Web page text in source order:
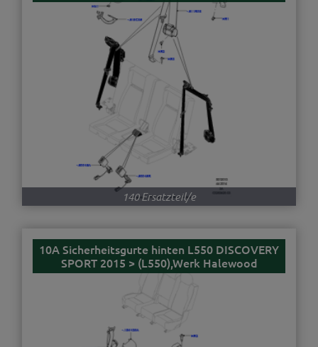
140 Ersatzteil/e
10A Sicherheitsgurte hinten L550 DISCOVERY
SPORT 2015 > (L550),Werk Halewood